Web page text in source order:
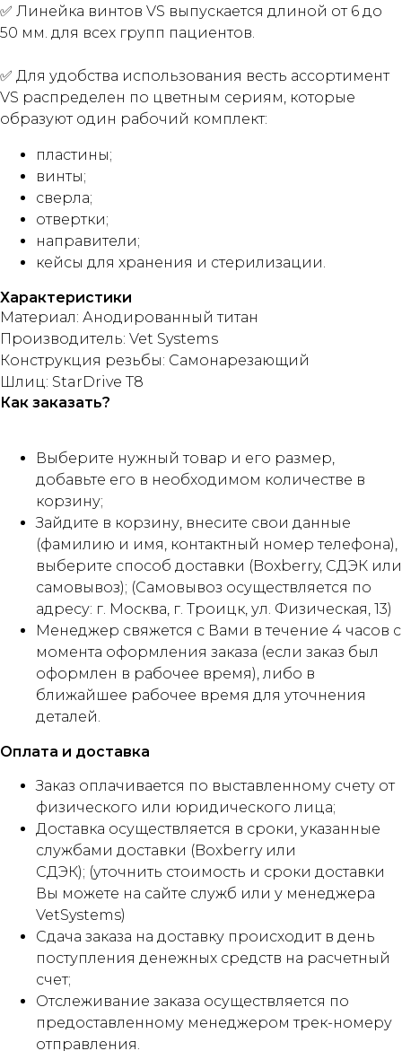
✅ Линейка винтов VS выпускается длиной от 6 до
50 мм. для всех групп пациентов.
✅ Для удобства использования весть ассортимент
VS распределен по цветным сериям, которые
образуют один рабочий комплект:
пластины;
винты;
сверла;
отвертки;
направители;
кейсы для хранения и стерилизации.
Характеристики
Материал: Анодированный титан
Производитель: Vet Systems
Конструкция резьбы: Самонарезающий
Шлиц: StarDrive T8
Как заказать?
Выберите нужный товар и его размер,
добавьте его в необходимом количестве в
корзину;
Зайдите в корзину, внесите свои данные
(фамилию и имя, контактный номер телефона),
выберите способ доставки (Boxberry, СДЭК или
самовывоз); (Самовывоз осуществляется по
адресу: г. Москва, г. Троицк, ул. Физическая, 13)
Менеджер свяжется с Вами в течение 4 часов с
момента оформления заказа (если заказ был
оформлен в рабочее время), либо в
ближайшее рабочее время для уточнения
деталей.
Оплата и доставка
Заказ оплачивается по выставленному счету от
физического или юридического лица;
Доставка осуществляется в сроки, указанные
службами доставки (Boxberry или
СДЭК); (уточнить стоимость и сроки доставки
Вы можете на сайте служб или у менеджера
VetSystems)
Сдача заказа на доставку происходит в день
поступления денежных средств на расчетный
счет;
Отслеживание заказа осуществляется по
предоставленному менеджером трек-номеру
отправления.